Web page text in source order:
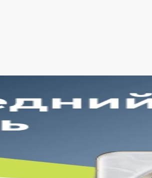
наличие на складе.
цена Apple AirPods Max 2 без
при оформлении заказа.
детали по рассрочке прямо в
доставка по Курску.